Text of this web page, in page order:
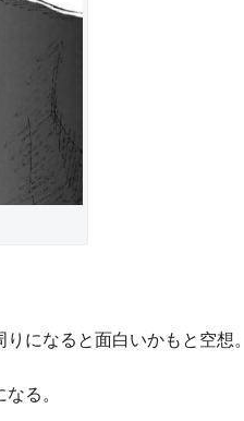
になると面白いかもと空想。
る。